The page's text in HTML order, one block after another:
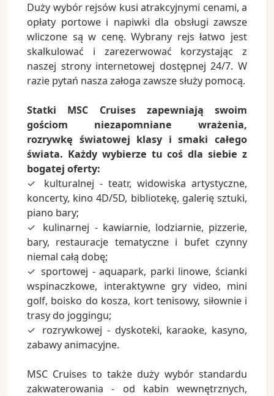
Duży wybór rejsów kusi atrakcyjnymi cenami, a
opłaty portowe i napiwki dla obsługi zawsze
wliczone są w cenę. Wybrany rejs łatwo jest
skalkulować i zarezerwować korzystając z
naszej strony internetowej dostępnej 24/7. W
razie pytań nasza załoga zawsze służy pomocą.
Statki MSC Cruises zapewniają swoim
gościom niezapomniane wrażenia,
rozrywkę światowej klasy i smaki całego
świata. Każdy wybierze tu coś dla siebie z
bogatej oferty:
✓ kulturalnej - teatr, widowiska artystyczne,
koncerty, kino 4D/5D, bibliotekę, galerię sztuki,
piano bary;
✓ kulinarnej - kawiarnie, lodziarnie, pizzerie,
bary, restauracje tematyczne i bufet czynny
niemal całą dobę;
✓ sportowej - aquapark, parki linowe, ścianki
wspinaczkowe, interaktywne gry video, mini
golf, boisko do kosza, kort tenisowy, siłownie i
trasy do joggingu;
✓ rozrywkowej - dyskoteki, karaoke, kasyno,
zabawy animacyjne.
MSC Cruises to także duży wybór standardu
zakwaterowania - od kabin wewnętrznych,